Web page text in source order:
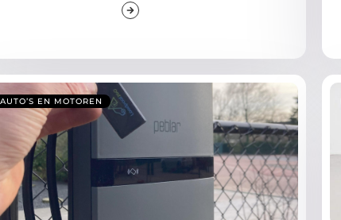
AUTO’S EN MOTOREN